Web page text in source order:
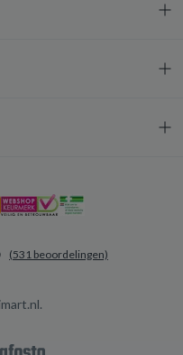
(531 beoordelingen)